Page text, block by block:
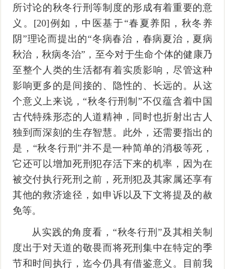
所讨论的秋冬行刑等制度的形成有着重要的意
义。[20]例如，中医基于“春夏养阳，秋冬养
阴”理论而提出的“冬病春治，春病夏治，夏病
秋治，秋病冬治”，至今对于生命个体的健康乃
至整个人类的生活都有着实质影响，尽管这种
影响更多的是间接的、隐性的、长远的。从这
个意义上来说，“秋冬行刑制”不仅蕴含着中国
古代特殊形态的人道精神，同时也折射出古人
独到而深刻的生存智慧。此外，还需要指出的
是，“秋冬行刑”并不是一种简单的消极等死，
它还可以增加死刑犯存活下来的机率，因为在
被交付执行死刑之前，死刑犯及其家属还享有
其他的救济途径，如申诉以及下文将提及的赦
免等。
从实践的角度看，“秋冬行刑”及其相关制
度出于对天道的敬畏而将死刑集中在特定的季
节和时间执行，迄今仍具有借鉴意义。目前我